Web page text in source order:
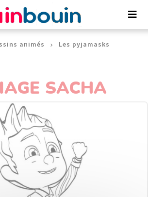
animés Les pyjamasks
SACHA
des cookies